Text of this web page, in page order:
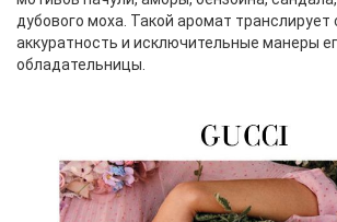
дубового моха. Такой аромат
аккуратность и исключительные манеры
обладательницы.